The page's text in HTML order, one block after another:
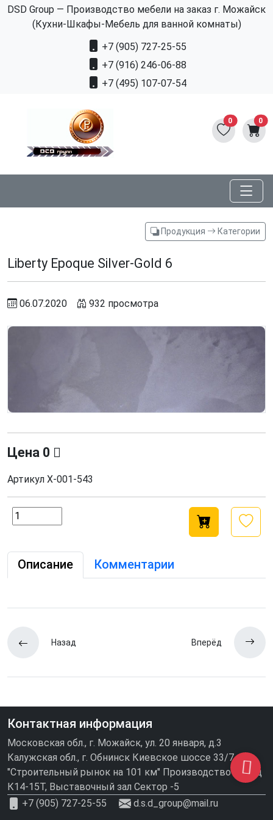
DSD Group — Производство мебели на заказ г. Можайск
(Кухни-Шкафы-Мебель для ванной комнаты)
+7 (905) 727-25-55
+7 (916) 246-06-88
+7 (495) 107-07-54
0 0
Продукция Категории
Liberty Epoque Silver-Gold 6
06.07.2020 932 просмотра
Цена 0
Артикул Х-001-543
Описание Комментарии
Назад Вперёд
Контактная информация
Московская обл., г. Можайск, ул. 20 января, д.3
Калужская обл., г. Обнинск Киевское шоссе 33/7
"Строительный рынок на 101 км" Производство\склад
К14-15Т, Выставочный зал Сектор -5
+7 (905) 727-25-55
d.s.d_group@mail.ru